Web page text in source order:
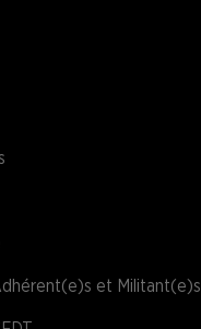
et Militant(e)s